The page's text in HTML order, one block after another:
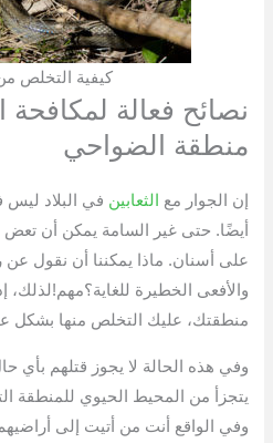
كيفية التخلص من
نصائح فعالة لمكافحة
منطقة الضواحي
إن الجوار مع الثعابين في البلاد ليس
أيضًا. حتى غير السامة يمكن أن
على أسنان. ماذا يمكننا أن نقول
والأفعى الخطيرة للغاية؟مهم!لذلك،
منطقتك، عليك التخلص منها بشكل
وفي هذه الحالة لا يجوز قتلهم بأي
يتجزأ من المحيط الحيوي للمنطقة
وفي الواقع أنت من أتيت إلى